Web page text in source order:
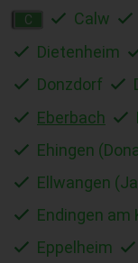
C Calw
Dietenheim
Donzdorf
Eberbach
Ehingen
Ellwangen
Endingen am
Eppelheim